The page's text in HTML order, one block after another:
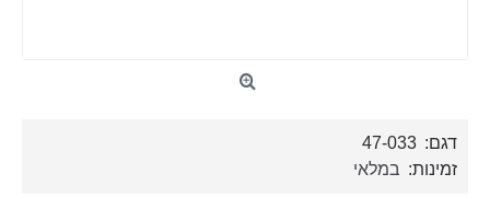
דגם: 47-033
זמינות: במלאי